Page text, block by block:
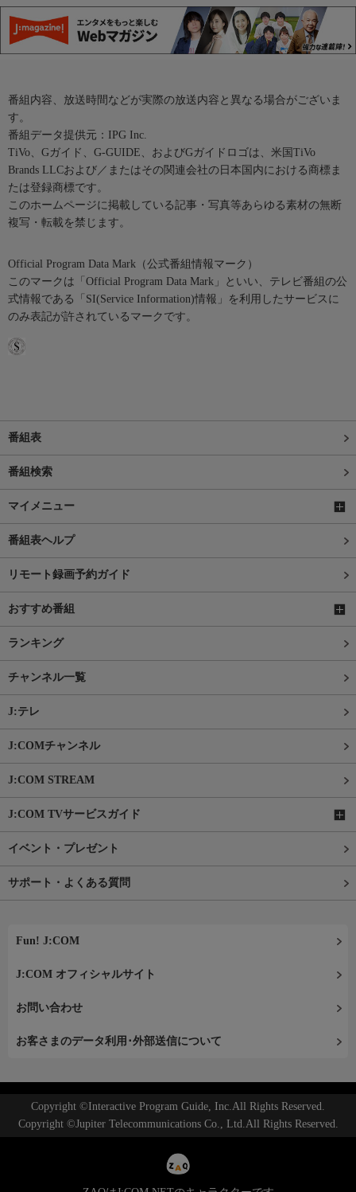
番組内容、放送時間などが実際の放送内容と異なる場合がございま
す。
番組データ提供元：IPG Inc.
TiVo、Gガイド、G-GUIDE、およびGガイドロゴは、米国TiVo
Brands LLCおよび／またはその関連会社の日本国内における商標ま
たは登録商標です。
このホームページに掲載している記事・写真等あらゆる素材の無断
複写・転載を禁じます。
Official Program Data Mark（公式番組情報マーク）
このマークは「Official Program Data Mark」といい、テレビ番組の公
式情報である「SI(Service Information)情報」を利用したサービスに
のみ表記が許されているマークです。
番組表
番組検索
マイメニュー
番組表ヘルプ
リモート録画予約ガイド
おすすめ番組
ランキング
チャンネル一覧
J:テレ
J:COMチャンネル
J:COM STREAM
J:COM TVサービスガイド
イベント・プレゼント
サポート・よくある質問
Fun! J:COM
J:COM オフィシャルサイト
お問い合わせ
お客さまのデータ利用･外部送信について
Copyright ©Interactive Program Guide, Inc.All Rights Reserved.
Copyright ©Jupiter Telecommunications Co., Ltd.All Rights Reserved.